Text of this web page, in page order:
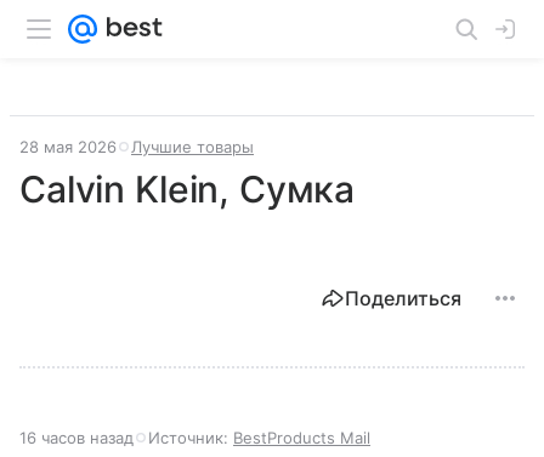
28 мая 2026 Лучшие товары
Calvin Klein, Сумка
Поделиться
16 часов назад Источник: BestProducts Mail